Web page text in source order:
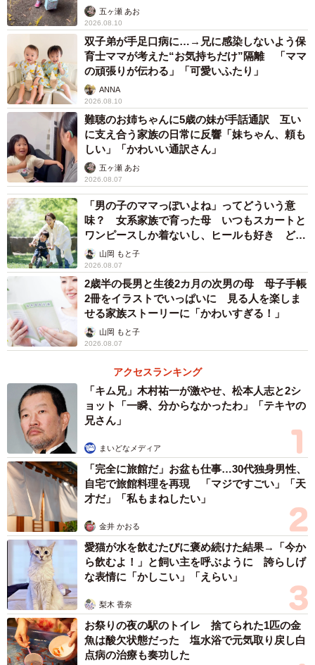
五ヶ瀬 あお
2026.08.10
双子弟が手足口病に…→兄に感染しないよう保
育士ママが考えた“お気持ちだけ”隔離 「ママ
の頑張りが伝わる」「可愛いふたり」
ANNA
2026.08.10
難聴のお姉ちゃんに5歳の妹が手話通訳 互い
に支え合う家族の日常に反響「妹ちゃん、頼も
しい」「かわいい通訳さん」
五ヶ瀬 あお
2026.08.07
「男の子のママっぽいよね」ってどういう意
味？ 女系家族で育った母 いつもスカートと
ワンピースしか着ないし、ヒールも好き どの
へんが…
山岡 もと子
2026.08.07
2歳半の長男と生後2カ月の次男の母 母子手帳
2冊をイラストでいっぱいに 見る人を楽しま
せる家族ストーリーに「かわいすぎる！」
山岡 もと子
2026.08.07
アクセスランキング
「キム兄」木村祐一が激やせ、松本人志と2シ
ョット「一瞬、分からなかったわ」「テキヤの
兄さん」
まいどなメディア
「完全に旅館だ」お盆も仕事…30代独身男性、
自宅で旅館料理を再現 「マジですごい」「天
才だ」「私もまねしたい」
金井 かおる
愛猫が水を飲むたびに褒め続けた結果→「今か
ら飲むよ！」と飼い主を呼ぶように 誇らしげ
な表情に「かしこい」「えらい」
梨木 香奈
お祭りの夜の駅のトイレ 捨てられた1匹の金
魚は酸欠状態だった 塩水浴で元気取り戻し白
点病の治療も奏功した